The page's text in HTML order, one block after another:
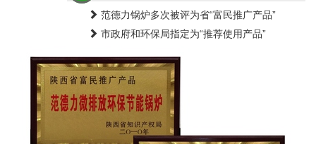
范德力锅炉多次被评为省“富民推广产品”
市政府和环保局指定为“推荐使用产品”